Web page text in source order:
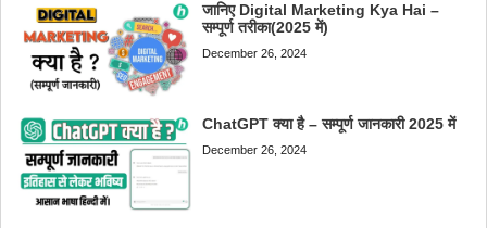
जानिए Digital Marketing Kya Hai –
सम्पूर्ण तरीका(2025 में)
December 26, 2024
ChatGPT क्या है – सम्पूर्ण जानकारी 2025 में
December 26, 2024